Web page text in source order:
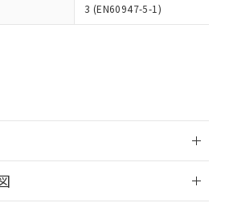
3 (EN60947-5-1)
の「1.共同利
囲」に記載されている法人を
行日時点で非含有を証明す
載しておりました。
応品への在庫切替を完了
12日より割愛しておりま